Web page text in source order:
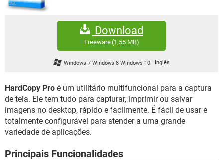
GUIA DE COMPRAS
INSTAGRAM
CELULAR
EXCEL
GMAIL
FACEBOOK
EXCEL
GMAIL
WHATSAPP
INSTAGRAM GMAIL
GUIA DE COMPRAS
Download
Freeware(1,55 MB)
Windows 7 Windows 8 Windows 10 - Inglês
HardCopy Pro é um utilitário multifuncional para a captura
de tela. Ele tem tudo para capturar, imprimir ou salvar
imagens no desktop, rápido e facilmente. É fácil de usar e
totalmente configurável para atender a uma grande
variedade de aplicações.
Principais Funcionalidades